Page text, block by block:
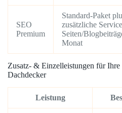
SEO
Premium
Standard-Paket
zusätzliche
Seiten/
Monat
Zusatz- & Einzelleistungen für
Dachdecker
Leistung